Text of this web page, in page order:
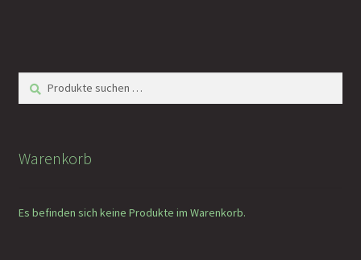
Suchen
nach:
Suchen
Warenkorb
Es befinden sich keine Produkte im Warenkorb.